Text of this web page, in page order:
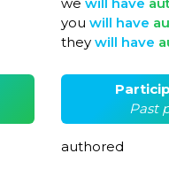
you will have
they will have
Past
authored